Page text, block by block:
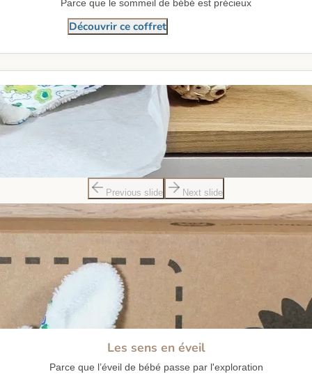
Parce que le sommeil de bébé est précieux
Découvrir ce coffret
Previous slide Next slide
Les sens en éveil
Parce que l’éveil de bébé passe par l'exploration